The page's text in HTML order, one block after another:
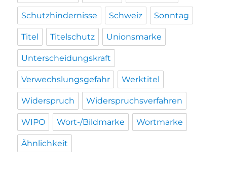
Schutzhindernisse Schweiz Sonntag
Titel Titelschutz Unionsmarke
Unterscheidungskraft
Verwechslungsgefahr Werktitel
Widerspruch Widerspruchsverfahren
WIPO Wort-/Bildmarke Wortmarke
Ähnlichkeit